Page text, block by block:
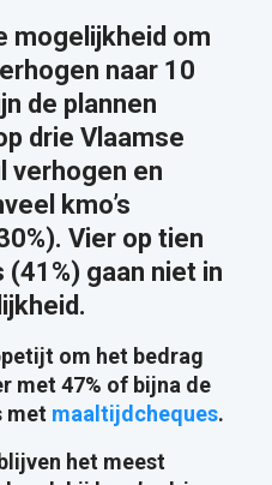
mogelijkheid om
naar 10
de plannen
drie Vlaamse
verhogen en
kmo’s
Vier op tien
(41%) gaan niet in
om het bedrag
met 47% of bijna de
met maaltijdcheques.
het meest